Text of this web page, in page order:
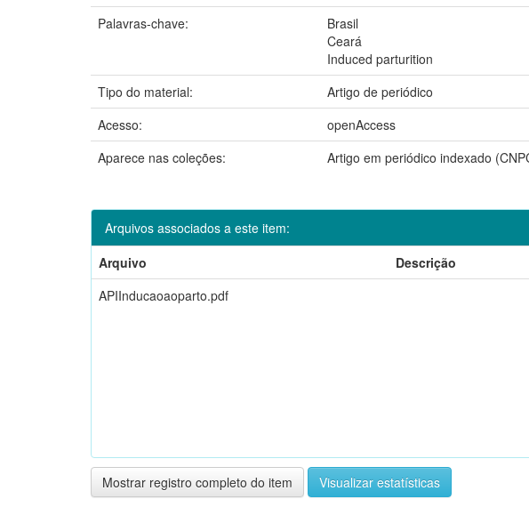
Palavras-chave:
Brasil
Ceará
Induced parturition
Tipo do material:
Artigo de periódico
Acesso:
openAccess
Aparece nas coleções:
Artigo em periódico indexado
Arquivos associados a este item:
Arquivo
Descrição
APIInducaoaoparto.pdf
Mostrar registro completo do item Visualizar estatísticas